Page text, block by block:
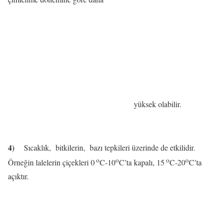
yüksek olabilir.
4) Sıcaklık, bitkilerin, bazı tepkileri üzerinde de etkilidir.
Örneğin lalelerin çiçekleri 0oC-10oC’ta kapalı, 15 oC-20oC’ta
açıktır.